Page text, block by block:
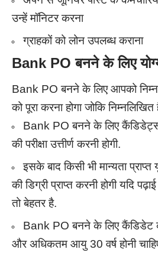
उन्हें मॉनिटर करना
ग्राहकों को लोन उपलब्ध कराना
Bank PO बनने के लिए
Bank PO बनने के लिए आपको
को पूरा करना होगा जोकि निम्नलिखित
Bank PO बनने के लिए कैंडिडेट्स
की परीक्षा उत्तीर्ण करनी होगी.
इसके बाद किसी भी मान्यता
की डिग्री प्राप्त करनी होगी यदि
तो बेहतर है.
Bank PO बनने के लिए कैंडिडेट
और अधिकतम आयु 30 वर्ष होनी